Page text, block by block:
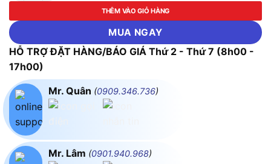
THÊM VÀO GIỎ HÀNG
MUA NGAY
HỖ TRỢ ĐẶT HÀNG/BÁO GIÁ Thứ 2 - Thứ 7 (8h00 -
17h00)
Mr. Quân (0909.346.736)
Mr. Lâm (0901.940.968)